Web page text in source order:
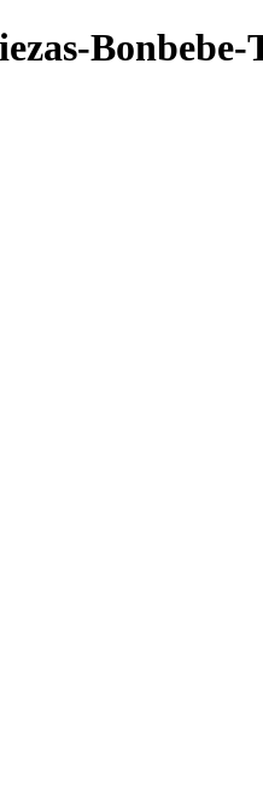
Bonbebe-